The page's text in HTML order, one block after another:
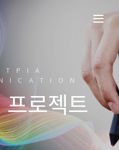
프로젝트
전
뉴
열
기